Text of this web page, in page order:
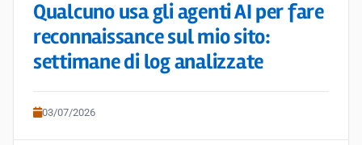
Qualcuno usa gli agenti AI per fare
reconnaissance sul mio sito:
settimane di log analizzate
03/07/2026